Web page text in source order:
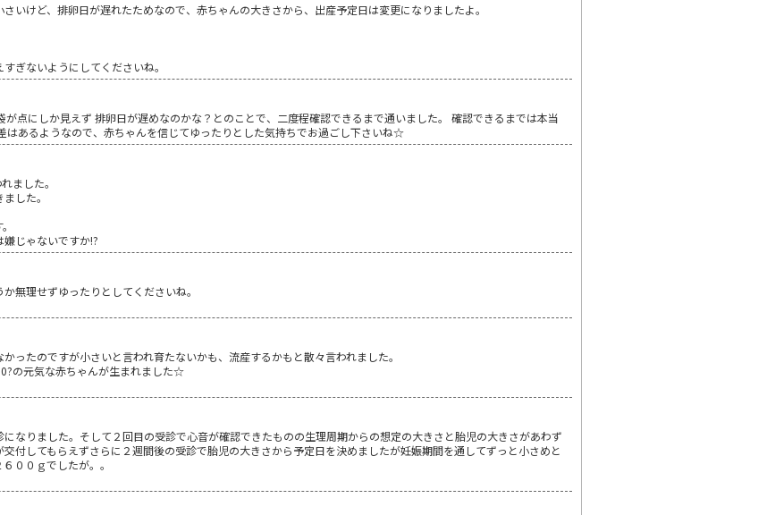
いけど、排卵日が遅れたためなので、赤ちゃんの大きさから、出産予定日は変更になりましたよ。
ぎないようにしてくださいね。
点にしか見えず 排卵日が遅めなのかな？とのことで、二度程確認できるまで通いました。 確認できるまでは本当
はあるようなので、赤ちゃんを信じてゆったりとした気持ちでお過ごし下さいね☆
ました。
した。
じゃないですか!?
無理せずゆったりとしてくださいね。
ったのですが小さいと言われ育たないかも、流産するかもと散々言われました。
の元気な赤ちゃんが生まれました☆
なりました。そして２回目の受診で心音が確認できたものの生理周期からの想定の大きさと胎児の大きさがあわず
付してもらえずさらに２週間後の受診で胎児の大きさから予定日を決めましたが妊娠期間を通してずっと小さめと
００ｇでしたが。。